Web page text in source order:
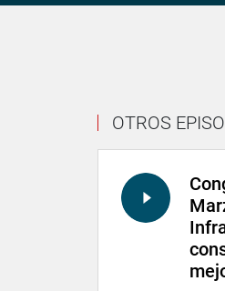
OTROS